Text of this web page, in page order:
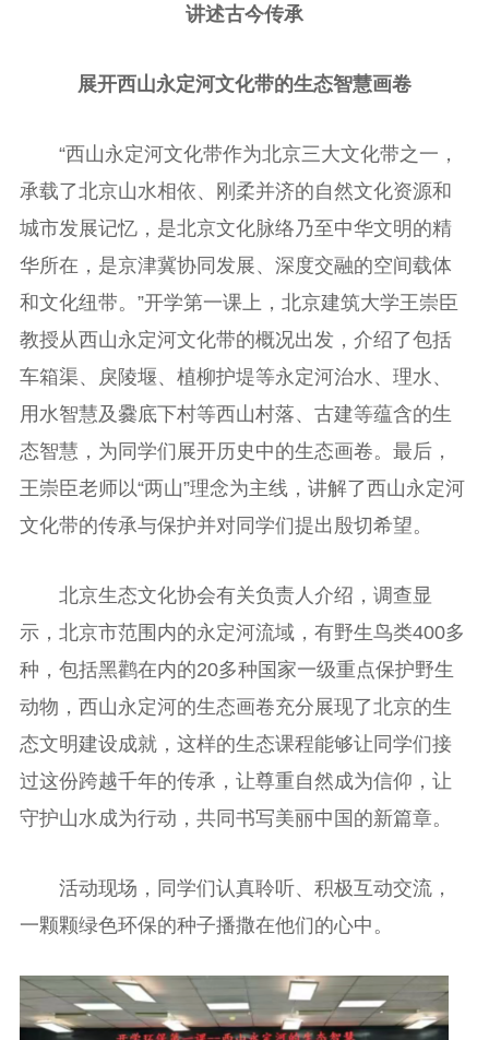
讲述古今传承
展开西山永定河文化带的生态智慧画卷
“西山永定河文化带作为北京三大文化带之一，
承载了北京山水相依、刚柔并济的自然文化资源和
城市发展记忆，是北京文化脉络乃至中华文明的精
华所在，是京津冀协同发展、深度交融的空间载体
和文化纽带。”开学第一课上，北京建筑大学王崇臣
教授从西山永定河文化带的概况出发，介绍了包括
车箱渠、戾陵堰、植柳护堤等永定河治水、理水、
用水智慧及爨底下村等西山村落、古建等蕴含的生
态智慧，为同学们展开历史中的生态画卷。最后，
王崇臣老师以“两山”理念为主线，讲解了西山永定河
文化带的传承与保护并对同学们提出殷切希望。
北京生态文化协会有关负责人介绍，调查显
示，北京市范围内的永定河流域，有野生鸟类400多
种，包括黑鹳在内的20多种国家一级重点保护野生
动物，西山永定河的生态画卷充分展现了北京的生
态文明建设成就，这样的生态课程能够让同学们接
过这份跨越千年的传承，让尊重自然成为信仰，让
守护山水成为行动，共同书写美丽中国的新篇章。
活动现场，同学们认真聆听、积极互动交流，
一颗颗绿色环保的种子播撒在他们的心中。